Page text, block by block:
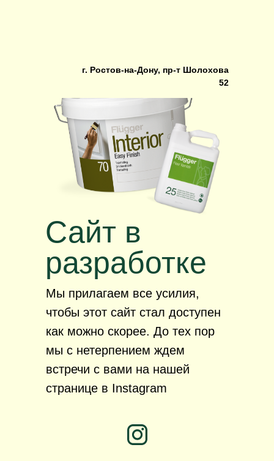
г. Ростов-на-Дону, пр-т Шолохова
52
Сайт в
разработке
Мы прилагаем все усилия,
чтобы этот сайт стал доступен
как можно скорее. До тех пор
мы с нетерпением ждем
встречи с вами на нашей
странице в Instagram
г. Ростов-на-Дону, пр-т Шолохова
52